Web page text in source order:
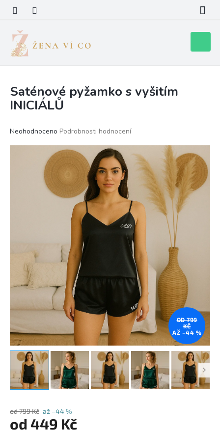
obsah
košík
Saténové pyžamko s vyšitím
INICIÁLŮ
Průměrné
Neohodnoceno Podrobnosti hodnocení
OD 799
KČ
AŽ –44 %
od 799 Kč až –44 %
od 449 Kč